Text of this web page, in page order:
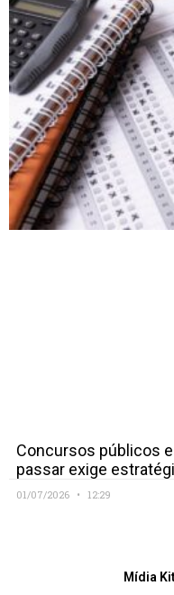
Concursos públicos
passar exige
01/07/2026 12:29
Mídia